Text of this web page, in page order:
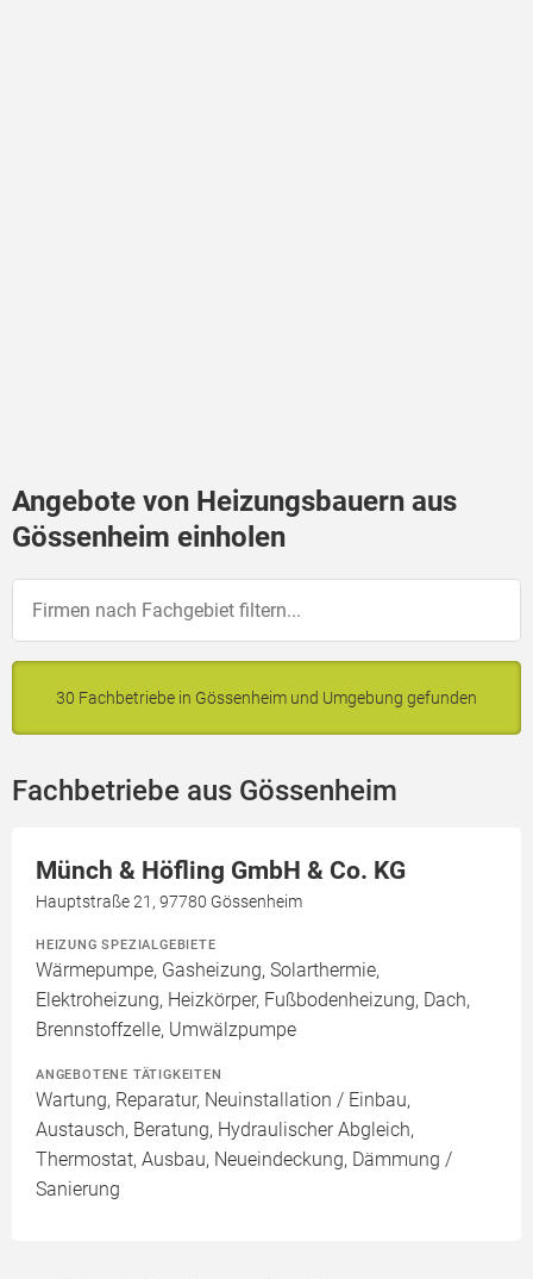
Angebote von Heizungsbauern aus
Gössenheim einholen
30 Fachbetriebe in Gössenheim und Umgebung gefunden
Fachbetriebe aus Gössenheim
Münch & Höfling GmbH & Co. KG
Hauptstraße 21, 97780 Gössenheim
HEIZUNG SPEZIALGEBIETE
Wärmepumpe, Gasheizung, Solarthermie,
Elektroheizung, Heizkörper, Fußbodenheizung, Dach,
Brennstoffzelle, Umwälzpumpe
ANGEBOTENE TÄTIGKEITEN
Wartung, Reparatur, Neuinstallation / Einbau,
Austausch, Beratung, Hydraulischer Abgleich,
Thermostat, Ausbau, Neueindeckung, Dämmung /
Sanierung